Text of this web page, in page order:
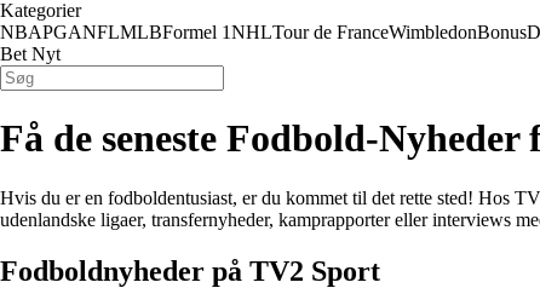
Kategorier
NBAPGANFLMLBFormel 1NHLTour de FranceWimbledonBonus
Bet Nyt
Få de seneste Fodbold-
Hvis du er en fodboldentusiast, er du kommet til det rette sted! Hos
udenlandske ligaer, transfernyheder, kamprapporter eller interviews
Fodboldnyheder på TV2 Sport